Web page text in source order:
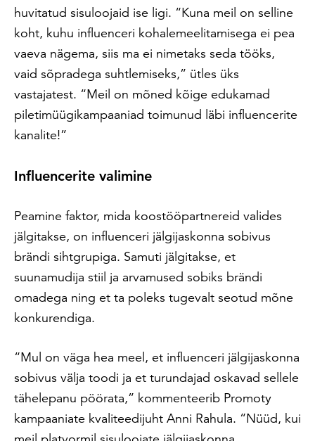
huvitatud sisuloojaid ise ligi. “Kuna meil on selline
koht, kuhu influenceri kohalemeelitamisega ei pea
vaeva nägema, siis ma ei nimetaks seda tööks,
vaid sõpradega suhtlemiseks,” ütles üks
vastajatest. “Meil on mõned kõige edukamad
piletimüügikampaaniad toimunud läbi influencerite
kanalite!”
Influencerite valimine
Peamine faktor, mida koostööpartnereid valides
jälgitakse, on influenceri jälgijaskonna sobivus
brändi sihtgrupiga. Samuti jälgitakse, et
suunamudija stiil ja arvamused sobiks brändi
omadega ning et ta poleks tugevalt seotud mõne
konkurendiga.
“Mul on väga hea meel, et influenceri jälgijaskonna
sobivus välja toodi ja et turundajad oskavad sellele
tähelepanu pöörata,” kommenteerib Promoty
kampaaniate kvaliteedijuht Anni Rahula. “Nüüd, kui